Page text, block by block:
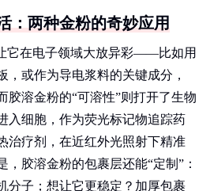
：两种金粉的奇妙应用
它在电子领域大放异彩——比如用
，或作为导电浆料的关键成分，
胶溶金粉的“可溶性”则打开了生物
入细胞，作为荧光标记物追踪药
治疗剂，在近红外光照射下精准
胶溶金粉的包裹层还能“定制”：
分子；想让它更稳定？加厚包裹